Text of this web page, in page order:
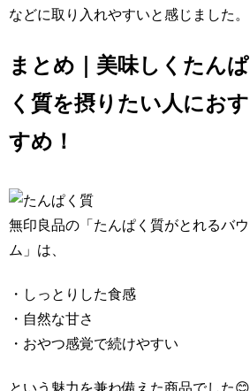
などに取り入れやすいと感じました。
まとめ｜美味しくたんぱ
く質を摂りたい人におす
すめ！
無印良品の「たんぱく質がとれるバウ
ム」は、
・しっとりした食感
・自然な甘さ
・おやつ感覚で続けやすい